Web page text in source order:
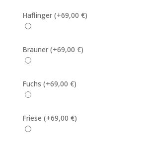
Haflinger (+69,00 €)
Brauner (+69,00 €)
Fuchs (+69,00 €)
Friese (+69,00 €)